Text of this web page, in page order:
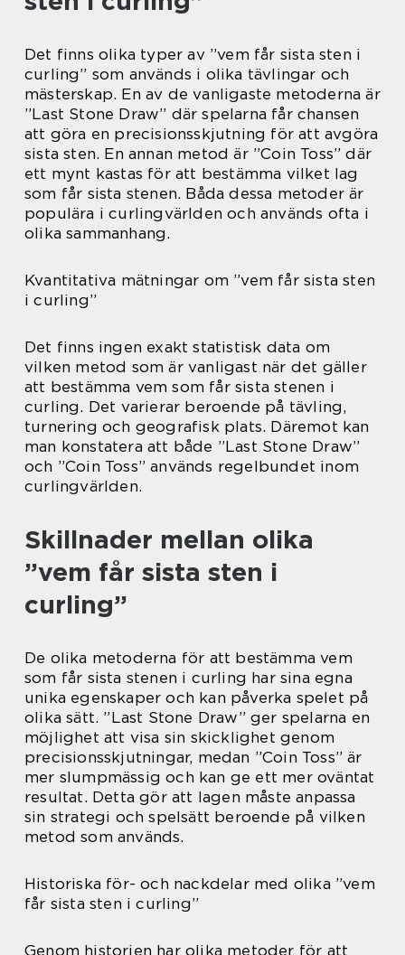
Det finns olika typer av ”vem får sista sten i
curling” som används i olika tävlingar och
mästerskap. En av de vanligaste metoderna är
”Last Stone Draw” där spelarna får chansen
att göra en precisionsskjutning för att avgöra
sista sten. En annan metod är ”Coin Toss” där
ett mynt kastas för att bestämma vilket lag
som får sista stenen. Båda dessa metoder är
populära i curlingvärlden och används ofta i
olika sammanhang.
Kvantitativa mätningar om ”vem får sista sten
i curling”
Det finns ingen exakt statistisk data om
vilken metod som är vanligast när det gäller
att bestämma vem som får sista stenen i
curling. Det varierar beroende på tävling,
turnering och geografisk plats. Däremot kan
man konstatera att både ”Last Stone Draw”
och ”Coin Toss” används regelbundet inom
curlingvärlden.
Skillnader mellan olika
”vem får sista sten i
curling”
De olika metoderna för att bestämma vem
som får sista stenen i curling har sina egna
unika egenskaper och kan påverka spelet på
olika sätt. ”Last Stone Draw” ger spelarna en
möjlighet att visa sin skicklighet genom
precisionsskjutningar, medan ”Coin Toss” är
mer slumpmässig och kan ge ett mer oväntat
resultat. Detta gör att lagen måste anpassa
sin strategi och spelsätt beroende på vilken
metod som används.
Historiska för- och nackdelar med olika ”vem
får sista sten i curling”
Genom historien har olika metoder för att